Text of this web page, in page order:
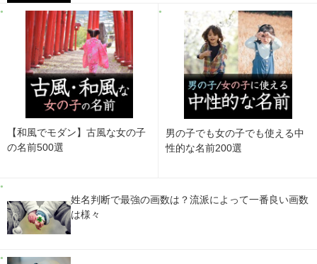
【和風でモダン】古風な女の子
の名前500選
男の子でも女の子でも使える中
性的な名前200選
姓名判断で最強の画数は？流派によって一番良い画数
は様々